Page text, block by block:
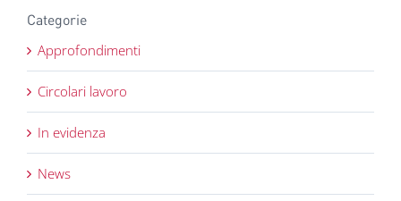
Categorie
Approfondimenti
Circolari lavoro
In evidenza
News